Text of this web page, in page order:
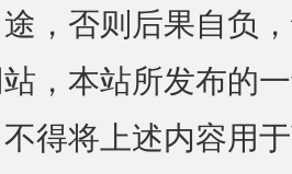
途，否则后果自负
，本站所发布的
得将上述内容用